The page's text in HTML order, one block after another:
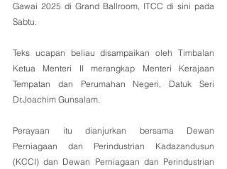
Gawai 2025 di Grand Ballroom, ITCC di sini pada
Sabtu.
Teks ucapan beliau disampaikan oleh Timbalan
Ketua Menteri II merangkap Menteri Kerajaan
Tempatan dan Perumahan Negeri, Datuk Seri
Dr.Joachim Gunsalam.
Perayaan itu dianjurkan bersama Dewan
Perniagaan dan Perindustrian Kadazandusun
(KCCI) dan Dewan Perniagaan dan Perindustrian